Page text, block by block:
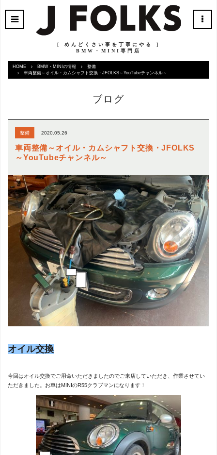
［ めんどくさい事を丁寧にやる ］
BMW・MINI専門店
HOME BMW・MINIの情報
整備
車両整備～オイル・カムシャフト交換・JFOLKS～YouTubeチャンネル～
ブログ
整備 2020.05.26
車両整備～オイル・カムシャフト交換・JFOLKS
～YouTubeチャンネル～
オイル交換
今回はオイル交換でご用命いただきましたのでご来店していただき、作業させてい
ただきました。お車はMINIのR55クラブマンになります！